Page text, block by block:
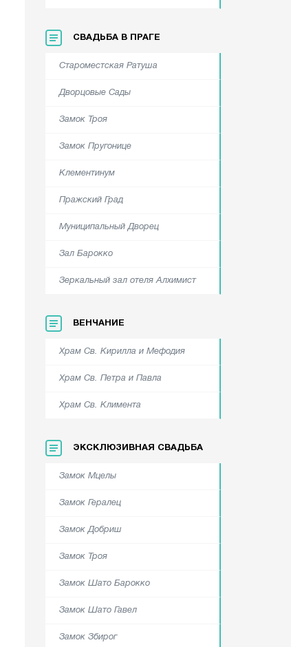
СВАДЬБА В ПРАГЕ
Староместская Ратуша
Дворцовые Сады
Замок Троя
Замок Пругонице
Клементинум
Пражский Град
Муниципальный Дворец
Зал Барокко
Зеркальный зал отеля Алхимист
ВЕНЧАНИЕ
Храм Cв. Кирилла и Мефодия
Храм Cв. Петра и Павла
Храм Cв. Климента
ЭКСКЛЮЗИВНАЯ СВАДЬБА
Замок Мцелы
Замок Гералец
Замок Добриш
Замок Троя
Замок Шато Барокко
Замок Шато Гавел
Замок Збирог